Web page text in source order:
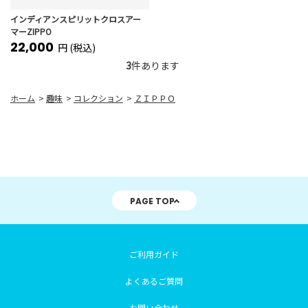
インディアンスピリットクロスアー
マーZIPPO
22,000 円 (税込)
3件あります
ホーム > 趣味 > コレクション > ＺＩＰＰＯ
PAGE TOP
ご利用ガイド
よくあるご質問